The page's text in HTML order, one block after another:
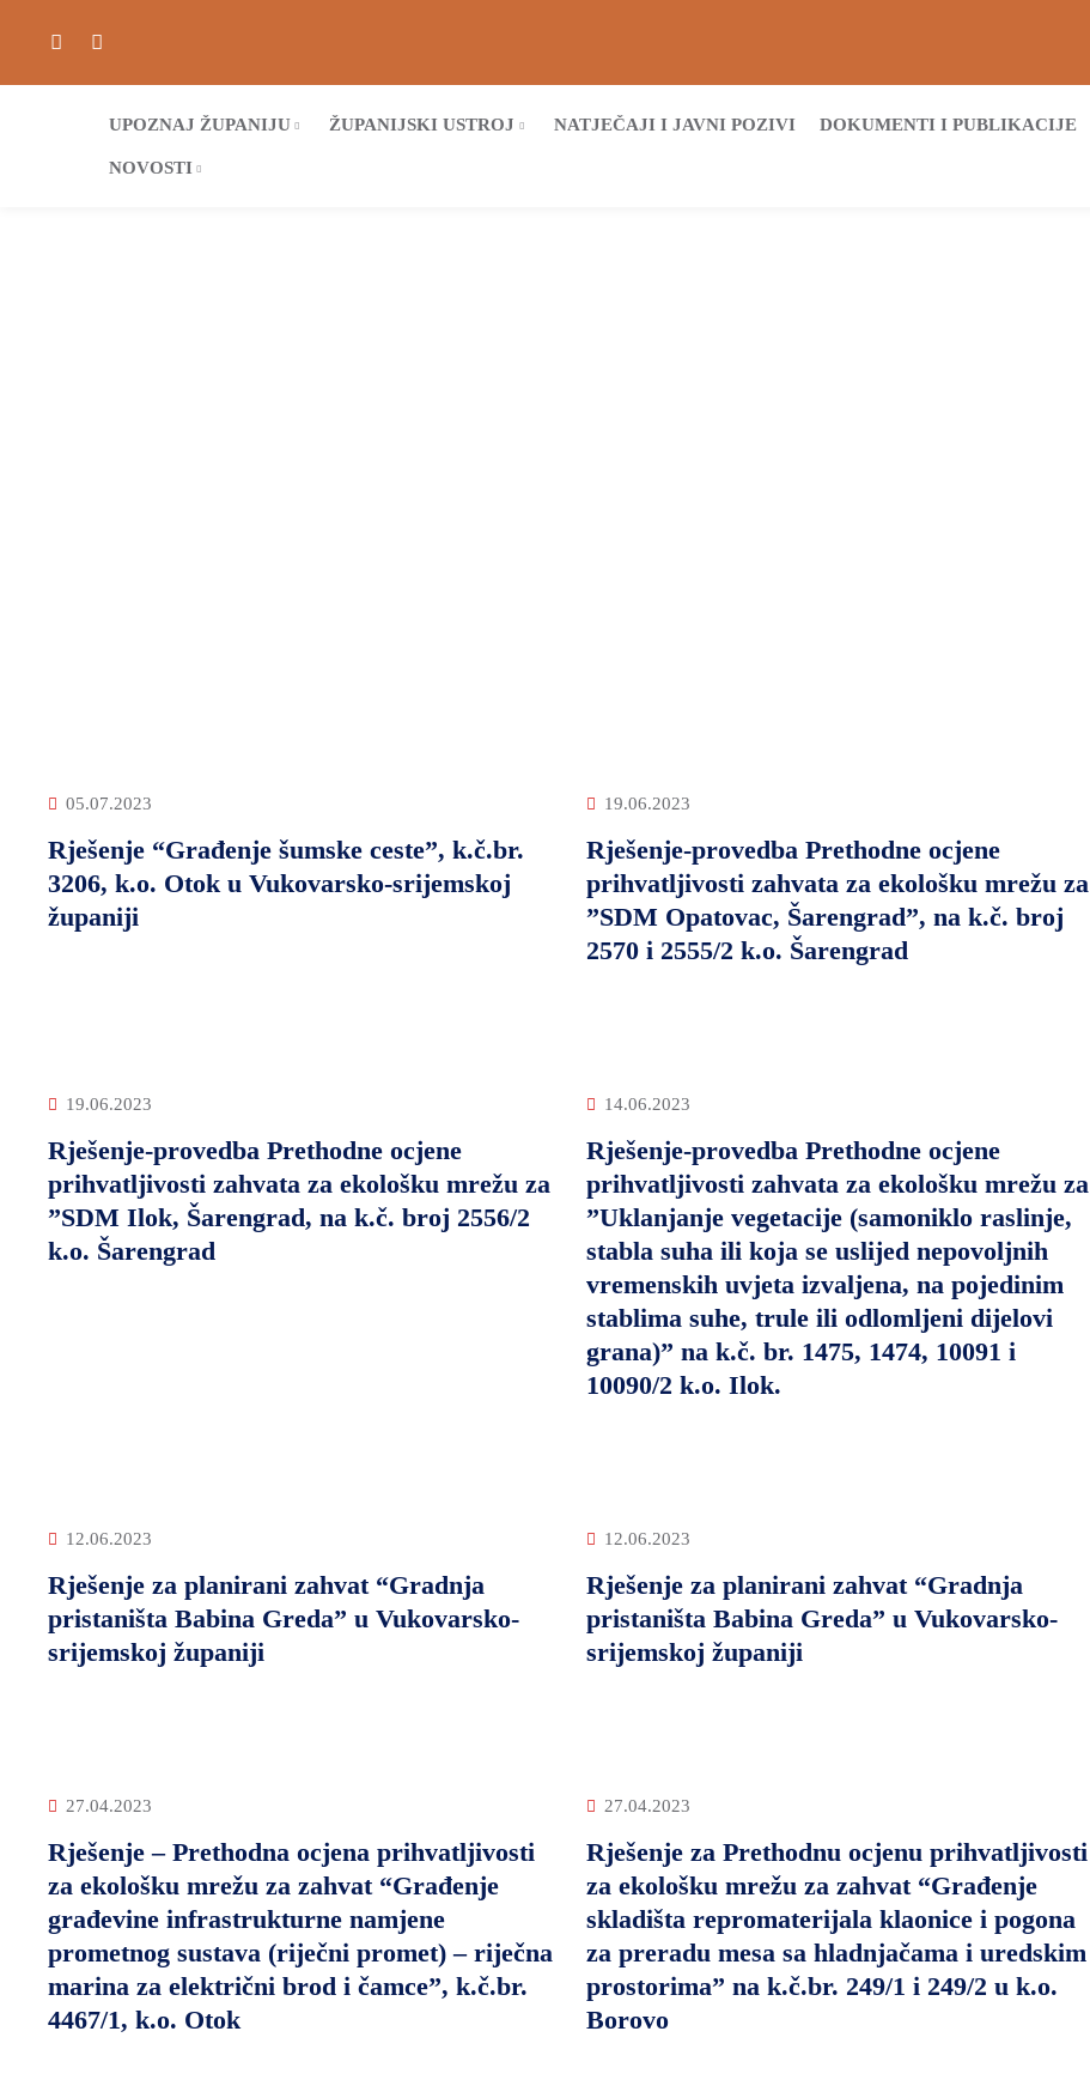
UPOZNAJ ŽUPANIJU ŽUPANIJSKI USTROJ NATJEČAJI I JAVNI POZIVI DOKUMENTI I PUBLIKACIJE
NOVOSTI
05.07.2023
Rješenje “Građenje šumske ceste”, k.č.br.
3206, k.o. Otok u Vukovarsko-srijemskoj
županiji
19.06.2023
Rješenje-provedba Prethodne ocjene
prihvatljivosti zahvata za ekološku mrežu za
”SDM Opatovac, Šarengrad”, na k.č. broj
2570 i 2555/2 k.o. Šarengrad
19.06.2023
Rješenje-provedba Prethodne ocjene
prihvatljivosti zahvata za ekološku mrežu za
”SDM Ilok, Šarengrad, na k.č. broj 2556/2
k.o. Šarengrad
14.06.2023
Rješenje-provedba Prethodne ocjene
prihvatljivosti zahvata za ekološku mrežu za
”Uklanjanje vegetacije (samoniklo raslinje,
stabla suha ili koja se uslijed nepovoljnih
vremenskih uvjeta izvaljena, na pojedinim
stablima suhe, trule ili odlomljeni dijelovi
grana)” na k.č. br. 1475, 1474, 10091 i
10090/2 k.o. Ilok.
12.06.2023
Rješenje za planirani zahvat “Gradnja
pristaništa Babina Greda” u Vukovarsko-
srijemskoj županiji
12.06.2023
Rješenje za planirani zahvat “Gradnja
pristaništa Babina Greda” u Vukovarsko-
srijemskoj županiji
27.04.2023
Rješenje – Prethodna ocjena prihvatljivosti
za ekološku mrežu za zahvat “Građenje
građevine infrastrukturne namjene
prometnog sustava (riječni promet) – riječna
marina za električni brod i čamce”, k.č.br.
4467/1, k.o. Otok
27.04.2023
Rješenje za Prethodnu ocjenu prihvatljivosti
za ekološku mrežu za zahvat “Građenje
skladišta repromaterijala klaonice i pogona
za preradu mesa sa hladnjačama i uredskim
prostorima” na k.č.br. 249/1 i 249/2 u k.o.
Borovo